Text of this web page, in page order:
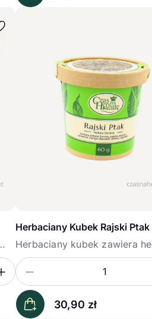
Zwiększ ilość
Herbaciany Kubek Rajski Ptak
Herbaciany kubek zawiera
Rajski...
30,90 zł
IlośćZmniejsz ilość